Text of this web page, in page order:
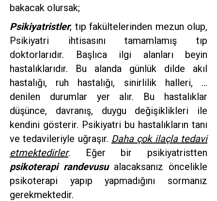
bakacak olursak;
Psikiyatristler; tıp fakültelerinden mezun olup,
Psikiyatri ihtisasını tamamlamış tıp
doktorlarıdır. Başlıca ilgi alanları beyin
hastalıklarıdır. Bu alanda günlük dilde akıl
hastalığı, ruh hastalığı, sinirlilik halleri, …
denilen durumlar yer alır. Bu hastalıklar
düşünce, davranış, duygu değişiklikleri ile
kendini gösterir. Psikiyatri bu hastalıkların tanı
ve tedavileriyle uğraşır. Daha çok ilaçla tedavi
etmektedirler. Eğer bir psikiyatristten
psikoterapi randevusualacaksanız öncelikle
psikoterapi yapıp yapmadığını sormanız
gerekmektedir.